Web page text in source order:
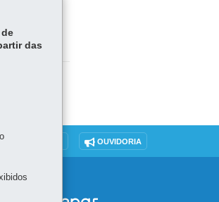
CORRUPÇÃO OUVIDORIA
das